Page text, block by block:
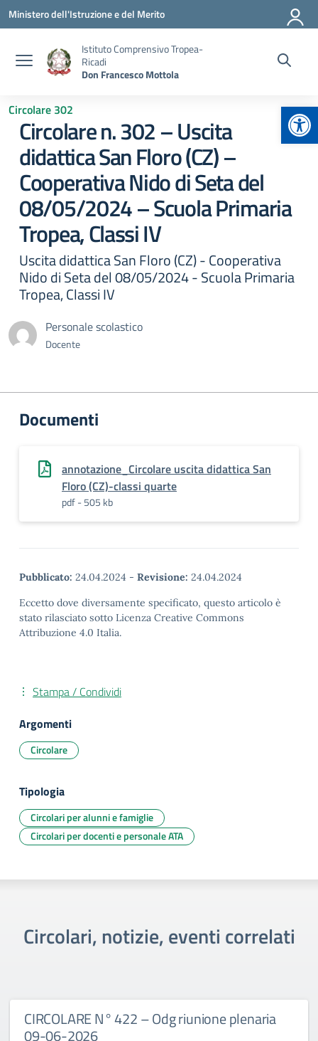
Vai ai contenuti
Vai al menu di navigazione
Vai al footer
Ministero dell'Istruzione e del Merito
Istituto Comprensivo Tropea-
Ricadi
Don Francesco Mottola
Circolare 302
Circolare n. 302 – Uscita
didattica San Floro (CZ) –
Cooperativa Nido di Seta del
08/05/2024 – Scuola Primaria
Tropea, Classi IV
Uscita didattica San Floro (CZ) - Cooperativa
Nido di Seta del 08/05/2024 - Scuola Primaria
Tropea, Classi IV
Personale scolastico
Docente
Documenti
annotazione_Circolare uscita didattica San
Floro (CZ)-classi quarte
pdf - 505 kb
Pubblicato: 24.04.2024 - Revisione: 24.04.2024
Eccetto dove diversamente specificato, questo articolo è
stato rilasciato sotto Licenza Creative Commons
Attribuzione 4.0 Italia.
Stampa / Condividi
Argomenti
Circolare
Tipologia
Circolari per alunni e famiglie
Circolari per docenti e personale ATA
Circolari, notizie, eventi correlati
CIRCOLARE N° 422 – Odg riunione plenaria
09-06-2026